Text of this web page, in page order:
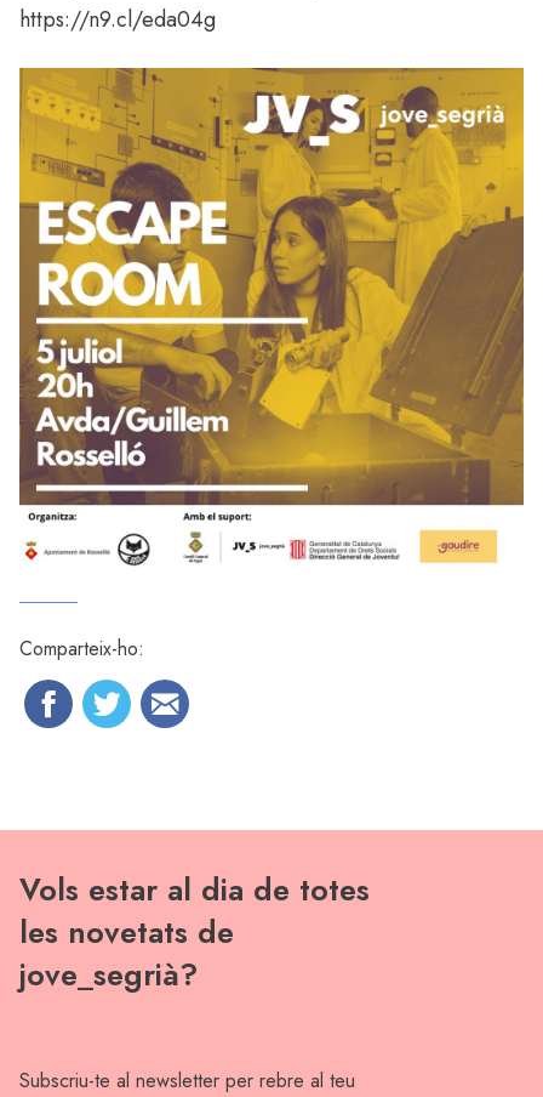
https://n9.cl/eda04g
Comparteix-ho:
Vols estar al dia de totes
les novetats de
jove_segrià?
Subscriu-te al newsletter per rebre al teu